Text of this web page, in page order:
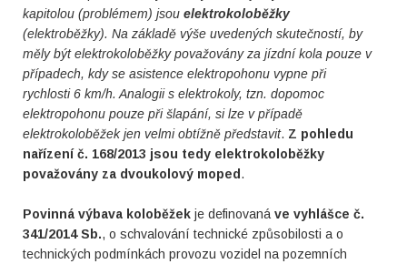
kapitolou (problémem) jsou elektrokoloběžky
(elektroběžky). Na základě výše uvedených skutečností, by
měly být elektrokoloběžky považovány za jízdní kola pouze v
případech, kdy se asistence elektropohonu vypne při
rychlosti 6 km/h. Analogii s elektrokoly, tzn. dopomoc
elektropohonu pouze při šlapání, si lze v případě
elektrokoloběžek jen velmi obtížně představit. Z pohledu
nařízení č. 168/2013 jsou tedy elektrokoloběžky
považovány za dvoukolový moped .
Povinná výbava koloběžek je definovaná ve vyhlášce č.
341/2014 Sb., o schvalování technické způsobilosti a o
technických podmínkách provozu vozidel na pozemních